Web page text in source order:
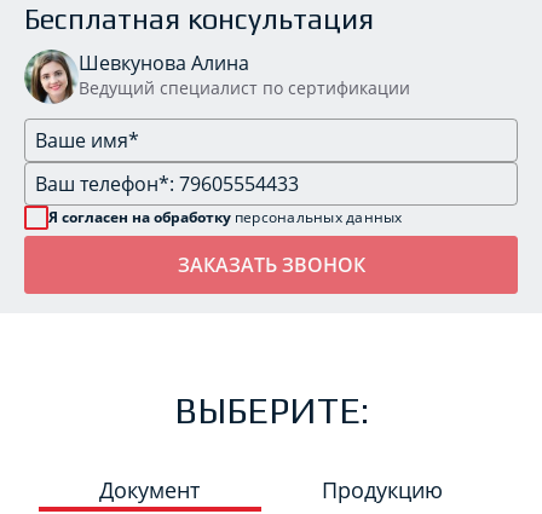
Бесплатная консультация
Шевкунова Алина
Ведущий специалист по сертификации
Я согласен на обработку персональных данных
ВЫБЕРИТЕ:
Документ Продукцию